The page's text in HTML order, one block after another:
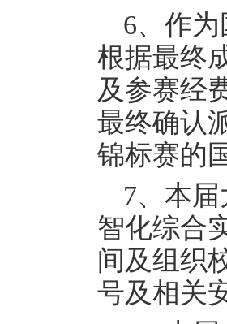
6、作
根据最终
及参赛经
最终确认
锦标赛的
7、本
智化综合
间及组织
号及相关